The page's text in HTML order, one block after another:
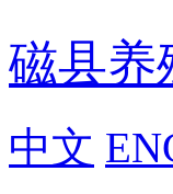
磁县养
中文